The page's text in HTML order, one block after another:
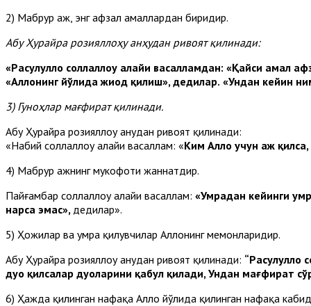
2) Мабрур ҳаж, энг афзал амаллардан биридир.
Абу Ҳурайра розияллоҳу анҳудан ривоят қилинади:
«Расулуллоҳ соллаллоҳу алайҳи васалламдан: «Қайси амал
«Аллоҳнинг йўлида жиҳод қилиш», дедилар. «Ундан кейин
3) Гуноҳлар мағфират қилинади.
Абу Ҳурайра розияллоҳу анҳудан ривоят қилинади:
«Набий соллаллоҳу алайҳи васаллам: «Ким Аллоҳ учун ҳаж
4) Мабрур ҳажнинг мукофоти жаннатдир.
Пайғамбар соллаллоҳу алайҳи васаллам: «Умрадан кейинги
нарса эмас», дедилар».
5) Ҳожилар ва умра қилувчилар Аллоҳнинг меҳмонларидир.
Абу Ҳурайра розияллоҳу анҳудан ривоят қилинади:
дуо қилсалар дуоларини қабул қилади, Ундан мағфират
6) Ҳажда қилинган нафақа Аллоҳ йўлида қилинган нафақа